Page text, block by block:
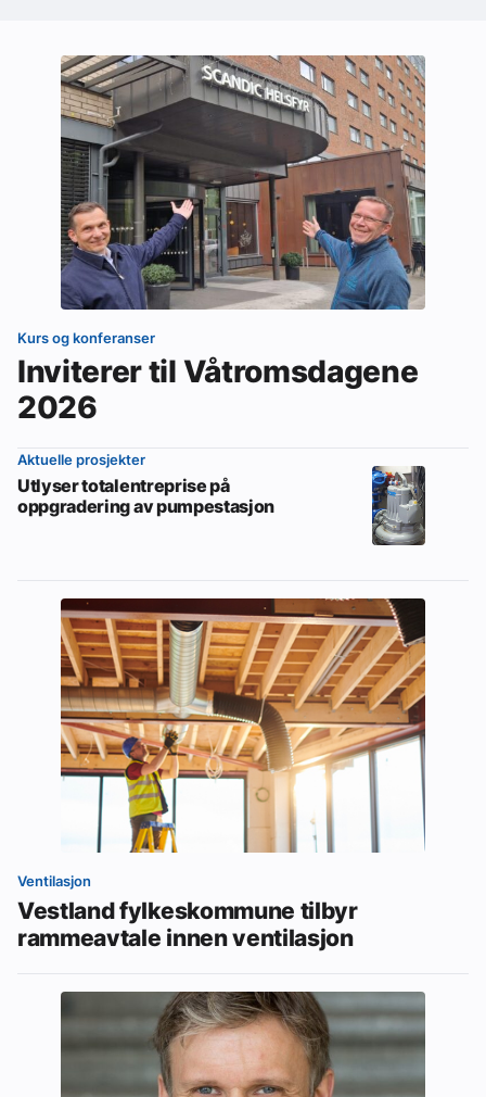
Kurs og konferanser
Inviterer til Våtromsdagene
2026
Aktuelle prosjekter
Utlyser totalentreprise på
oppgradering av pumpestasjon
Ventilasjon
Vestland fylkeskommune tilbyr
rammeavtale innen ventilasjon